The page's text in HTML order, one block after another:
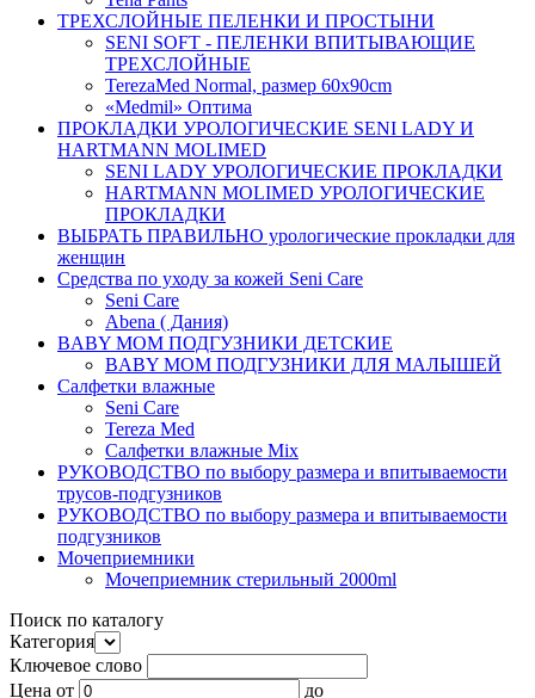
ТРЕХСЛОЙНЫЕ ПЕЛЕНКИ И ПРОСТЫНИ
SENI SOFT - ПЕЛЕНКИ ВПИТЫВАЮЩИЕ
ТРЕХСЛОЙНЫЕ
TerezaMed Normal, размер 60x90cm
«Medmil» Оптима
ПРОКЛАДКИ УРОЛОГИЧЕСКИЕ SENI LADY И
HARTMANN MOLIMED
SENI LADY УРОЛОГИЧЕСКИЕ ПРОКЛАДКИ
HARTMANN MOLIMED УРОЛОГИЧЕСКИЕ
ПРОКЛАДКИ
ВЫБРАТЬ ПРАВИЛЬНО урологические прокладки для
женщин
Средства по уходу за кожей Seni Care
Seni Care
Abena ( Дания)
BABY MOM ПОДГУЗНИКИ ДЕТСКИЕ
BABY MOM ПОДГУЗНИКИ ДЛЯ МАЛЫШЕЙ
Салфетки влажные
Seni Care
Tereza Med
Салфетки влажные Mix
РУКОВОДСТВО по выбору размера и впитываемости
трусов-подгузников
РУКОВОДСТВО по выбору размера и впитываемости
подгузников
Мочеприемники
Мочеприемник стерильный 2000ml
Поиск по каталогу
Категория
Ключевое слово
Цена от до